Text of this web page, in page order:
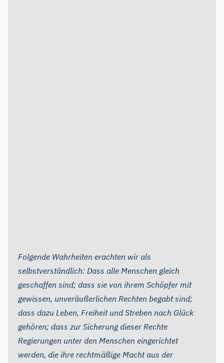
Folgende Wahrheiten erachten wir als
selbstverständlich: Dass alle Menschen gleich
geschaffen sind; dass sie von ihrem Schöpfer mit
gewissen, unveräußerlichen Rechten begabt sind;
dass dazu Leben, Freiheit und Streben nach Glück
gehören; dass zur Sicherung dieser Rechte
Regierungen unter den Menschen eingerichtet
werden, die ihre rechtmäßige Macht aus der